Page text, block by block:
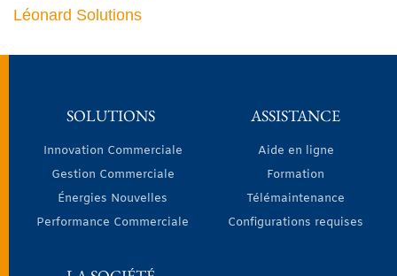
Léonard Solutions
SOLUTIONS
Innovation Commerciale
Gestion Commerciale
Énergies Nouvelles
Performance Commerciale
ASSISTANCE
Aide en ligne
Formation
Télémaintenance
Configurations requises